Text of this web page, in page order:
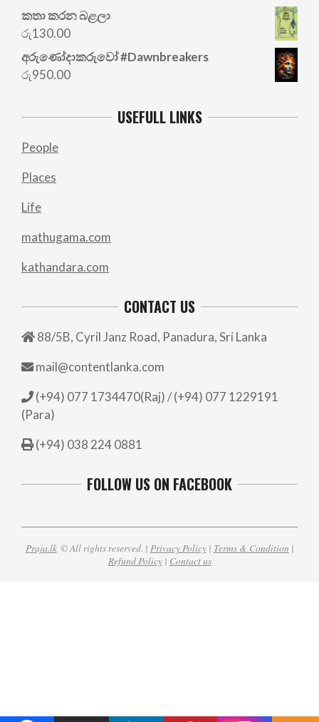
price
was:
කතා කරන බළලා
රු130.00
අරු‍ණෝදාකරුවෝ #Dawnbreakers
රු950.00
USEFULL LINKS
People
Places
Life
mathugama.com
kathandara.com
CONTACT US
88/5B, Cyril Janz Road, Panadura, Sri Lanka
mail@contentlanka.com
(+94) 077 1734470(Raj) / (+94) 077 1229191
(Para)
(+94) 038 224 0881
FOLLOW US ON FACEBOOK
Praja.lk© All rights reserved. | Privacy Policy| Terms & Condition |
Refund Policy| Contact us